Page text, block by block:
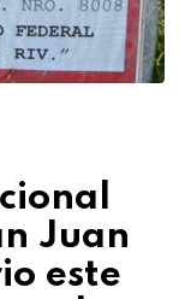
Juan
este